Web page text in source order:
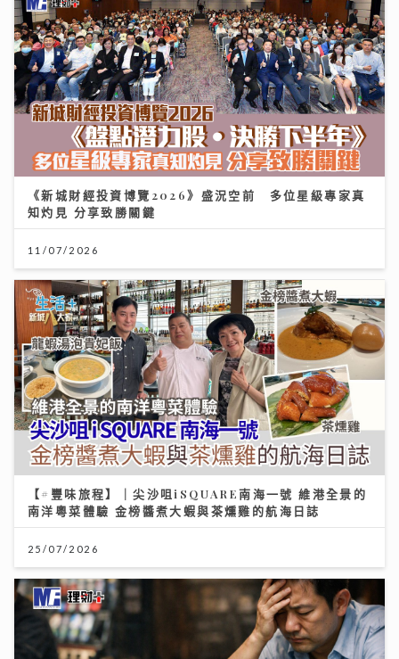
《新城財經投資博覽2026》盛況空前 多位星級專家真
知灼見 分享致勝關鍵
11/07/2026
【#豐味旅程】｜尖沙咀iSQUARE南海一號 維港全景的
南洋粵菜體驗 金榜醬煮大蝦與茶燻雞的航海日誌
25/07/2026